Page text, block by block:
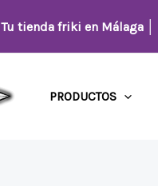
Tu tienda friki en Málaga │
PRODUCTOS